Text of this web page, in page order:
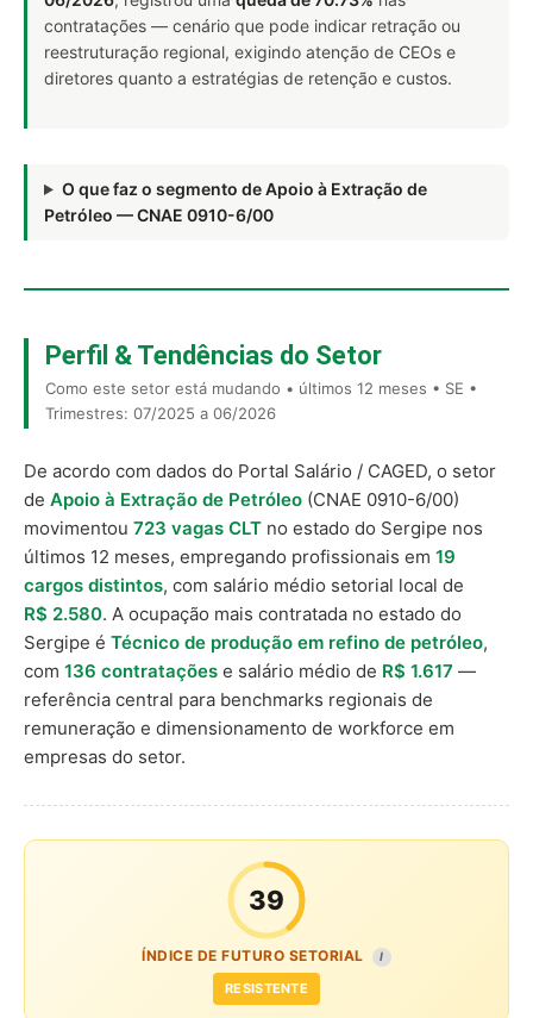
contratações — cenário que pode indicar retração ou
reestruturação regional, exigindo atenção de CEOs e
diretores quanto a estratégias de retenção e custos.
O que faz o segmento de Apoio à Extração de
Petróleo — CNAE 0910-6/00
Perfil & Tendências do Setor
Como este setor está mudando • últimos 12 meses • SE •
Trimestres: 07/2025 a 06/2026
De acordo com dados do Portal Salário / CAGED, o setor
de Apoio à Extração de Petróleo (CNAE 0910-6/00)
movimentou 723 vagas CLT no estado do Sergipe nos
últimos 12 meses, empregando profissionais em 19
cargos distintos, com salário médio setorial local de
R$ 2.580. A ocupação mais contratada no estado do
Sergipe é Técnico de produção em refino de petróleo,
com 136 contratações e salário médio de R$ 1.617 —
referência central para benchmarks regionais de
remuneração e dimensionamento de workforce em
empresas do setor.
39
ÍNDICE DE FUTURO SETORIAL I
RESISTENTE